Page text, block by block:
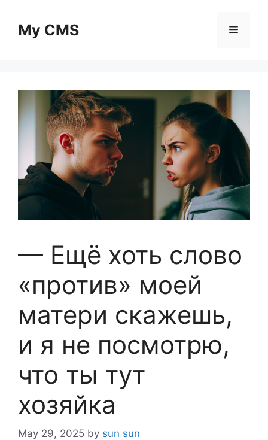
contentMy CMS Menu
— Ещё хоть слово
«против» моей
матери скажешь,
и я не посмотрю,
что ты тут
хозяйка
May 29, 2025 by sun sun